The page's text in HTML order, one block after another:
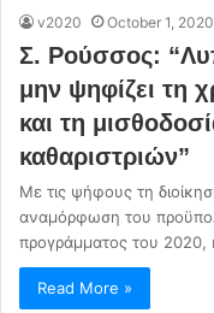
v2020 October 1, 2020
Σ. Ρούσσος:
μην ψηφίζει τη
και τη
καθαριστριών”
Με τις ψήφους τη
αναμόρφωση του
προγράμματος του 2020,
Read More »